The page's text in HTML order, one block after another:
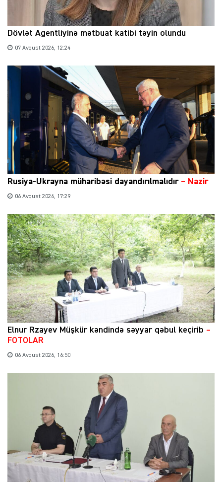
Dövlət Agentliyinə mətbuat katibi təyin olundu
07 Avqust 2026, 12:24
Rusiya-Ukrayna müharibəsi dayandırılmalıdır– Nazir
06 Avqust 2026, 17:29
Elnur Rzayev Müşkür kəndində səyyar qəbul keçirib –
FOTOLAR
06 Avqust 2026, 16:50